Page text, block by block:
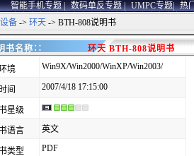
智能手机专题 | 数码单反专题 | UMPC专题| 热
备 -> 环天 -> BTH-808说明书
明书名称∷ 环天 BTH-808说明书
境 Win9X/Win2000/WinXP/Win2003/
间 2007/4/18 17:15:00
星级
语言 英文
类型 PDF